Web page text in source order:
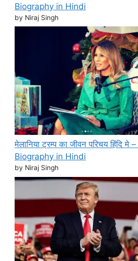
Biography in Hindi
by Niraj Singh
मेलानिया ट्रम्प का जीवन परिचय हिंदि
Biography in Hindi
by Niraj Singh